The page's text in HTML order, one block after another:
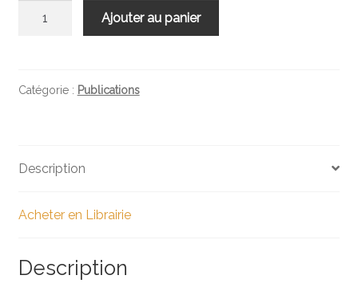
Ajouter au panier
Catégorie : Publications
Description
Acheter en Librairie
Description